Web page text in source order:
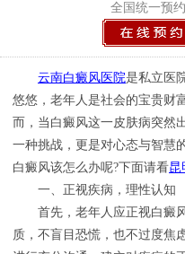
全国统一预约
云南白癜风医院是私立医
悠悠，老年人是社会的宝贵财
而，当白癜风这一皮肤病突然
一种挑战，更是对心态与智慧
白癜风该怎么办呢?下面请看昆
一、正视疾病，理性认知
首先，老年人应正视白癜风
质，不盲目恐慌，也不过度焦